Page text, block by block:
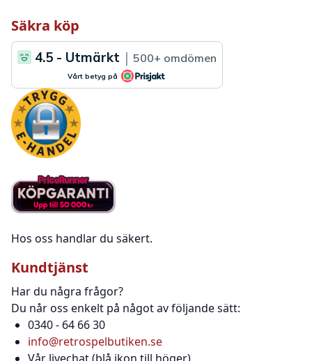
Säkra köp
Hos oss handlar du säkert.
Kundtjänst
Har du några frågor?
Du når oss enkelt på något av följande sätt:
0340 - 64 66 30
info@retrospelbutiken.se